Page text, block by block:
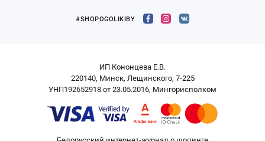
#SHOPOGOLIKIBY
ИП Кононцева Е.В.
220140, Минск, Лещинского, 7-225
УНП192652918 от 23.05.2016, Мингорисполком